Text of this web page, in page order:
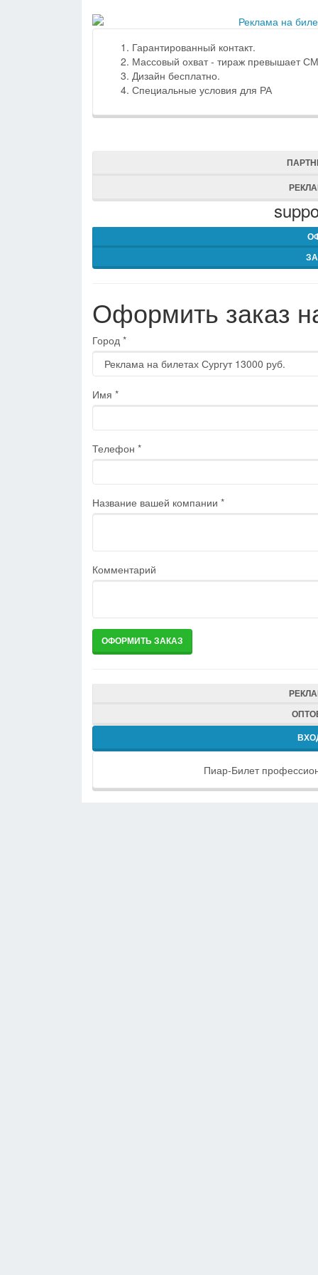
Гарантированный контакт.
Массовый охват - тираж превышает
Дизайн бесплатно.
Специальные условия для РА
Оформить заказ
Город *
Имя *
Телефон *
Название вашей компании *
Комментарий
Пиар-Билет